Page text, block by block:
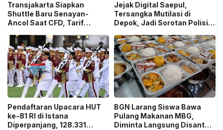
Transjakarta Siapkan
Shuttle Baru Senayan-
Ancol Saat CFD, Tarif
Jejak Digital Saepul,
Tersangka Mutilasi di
Depok, Jadi Sorotan Polisi
Pendaftaran Upacara HUT
ke-81 RI di Istana
Diperpanjang, 128.331
BGN Larang Siswa Bawa
Pulang Makanan MBG,
Diminta Langsung Disantap